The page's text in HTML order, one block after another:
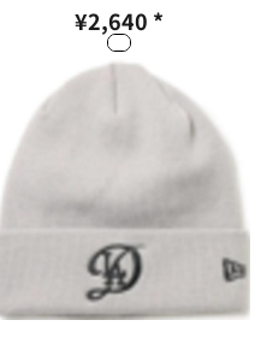
¥2,640 *